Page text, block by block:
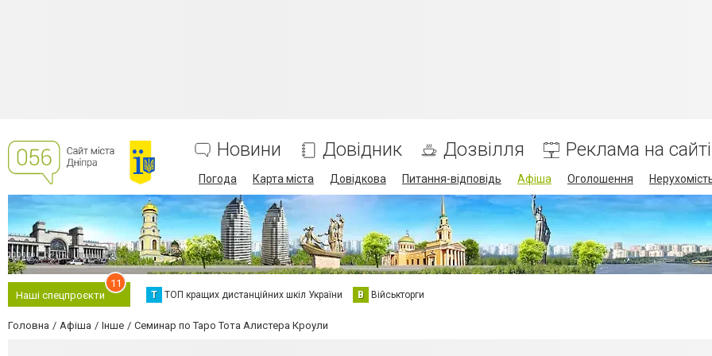
Новини Довідник Дозвілля Реклама на сайті
Погода Карта міста Довідкова Питання-відповідь Афіша Оголошення
Наші спецпроєкти
11
Т ТОП кращих дистанційних шкіл України В Військторги
Головна Афіша Інше Семинар по Таро Тота Алистера Кроули